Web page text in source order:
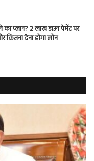
प्लान? 2 लाख डाउन पेमेंट पर
कितना देना होगा लोन